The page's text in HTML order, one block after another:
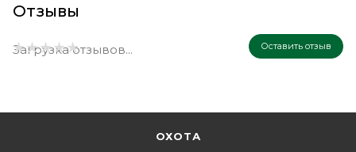
Отзывы
Оставить отзыв
Загрузка отзывов...
ОХОТА